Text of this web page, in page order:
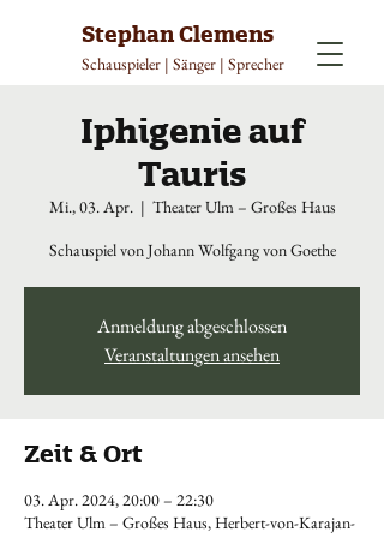
Stephan Clemens
Schauspieler | Sänger | Sprecher
Iphigenie auf
Tauris
Mi., 03. Apr.
  |
Theater Ulm – Großes Haus
Schauspiel von Johann Wolfgang von Goethe
Anmeldung abgeschlossen
Veranstaltungen ansehen
Zeit & Ort
03. Apr. 2024, 20:00 – 22:30
Theater Ulm – Großes Haus, Herbert-von-Karajan-